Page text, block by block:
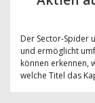
Der Sector-Spider
und ermöglicht
können erkennen,
welche Titel das